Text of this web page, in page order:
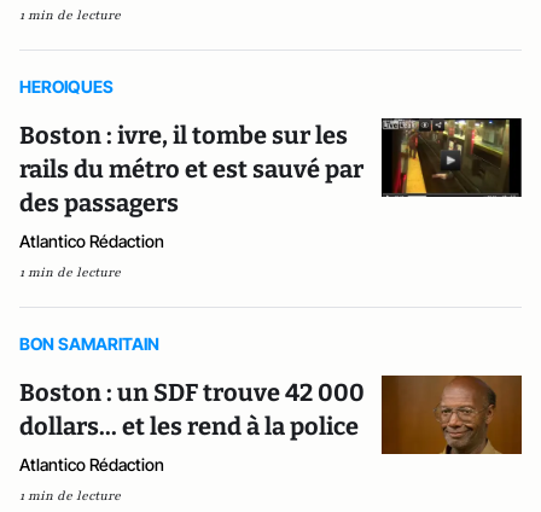
1 min de lecture
HEROIQUES
Boston : ivre, il tombe sur les
rails du métro et est sauvé par
des passagers
Atlantico Rédaction
1 min de lecture
BON SAMARITAIN
Boston : un SDF trouve 42 000
dollars... et les rend à la police
Atlantico Rédaction
1 min de lecture